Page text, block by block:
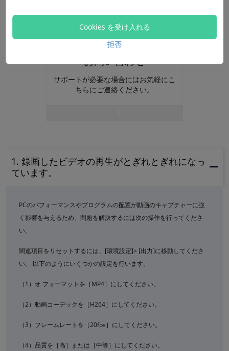
お問い合わせ
サポートが必要な場合にはお気軽にこ
ちらにご連絡ください。
1. 録画したビデオの再生がとぎれとぎれになっ
ています。
PCのパフォーマンスやプログラムの配置が動画のキャプチャーに強
く影響を与えるため、問題を解決するには次の操作を行ってくださ
い。
関連項目をリセットするには、[環境設定]> [出力]に移動してくださ
い。 以下のようにいくつかの設定を行います。
（1）オ フォーマットを［MP4］にしてください。
（2）動画コーデックを［H264］にしてください。
（3）フレームレートを［20fps］にしてください。
（4）品質を［高］または［中等］にしてください。
Cookies を受け入れる
拒否